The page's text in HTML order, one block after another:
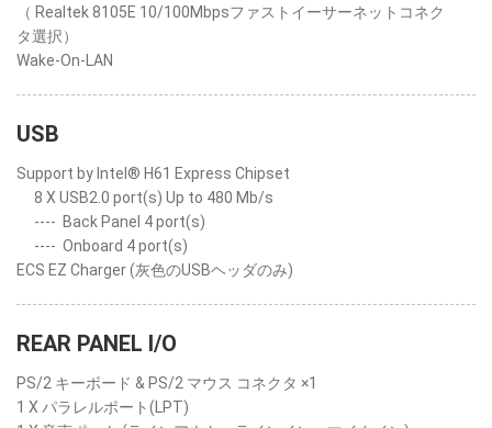
（ Realtek 8105E 10/100Mbpsファストイーサーネットコネク
タ選択）
Wake-On-LAN
USB
Support by Intel® H61 Express Chipset
8 X USB2.0 port(s) Up to 480 Mb/s
---- Back Panel 4 port(s)
---- Onboard 4 port(s)
ECS EZ Charger (灰色のUSBヘッダのみ)
REAR PANEL I/O
PS/2 キーボード & PS/2 マウス コネクタ ×1
1 X パラレルポート(LPT)